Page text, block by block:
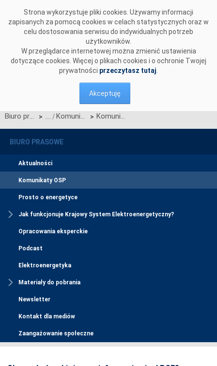
Strona wykorzystuje pliki cookies. Używamy informacji
zapisanych za pomocą cookies w celach statystycznych oraz w
celu dostosowania serwisu do indywidualnych potrzeb
użytkowników.
W przeglądarce internetowej można zmienić ustawienia
dotyczące cookies. Więcej o plikach cookies i o ochronie Twojej
prywatności przeczytasz tutaj
Akceptuję
Biuro prasowe > Komunikaty OSP > Komunikat OSP dotyczący zawieszenia procesu Jednolitego łączenia Rynków Dnia Bieżącego w dniu 28.01.2026
BIURO PRASOWE
Aktualności
Komunikaty OSP
Prosto o energetyce
Jak funkcjonuje Krajowy System Elektroenergetyczny?
Opracowania eksperckie
Podcast
Elektroenergetyka
Materiały do pobrania
Newsletter
Kontakt dla mediów
Zaangażowanie społeczne